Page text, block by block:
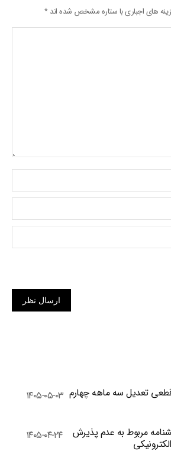
های اجباری با ستاره مشخص شده اند*
ارسال نظر
تعدیل سه ماهه چهارم ۱۴۰۵-۰۵-۰۳
مربوط به عدم پذیرش
۱۴۰۵-۰۴-۲۴